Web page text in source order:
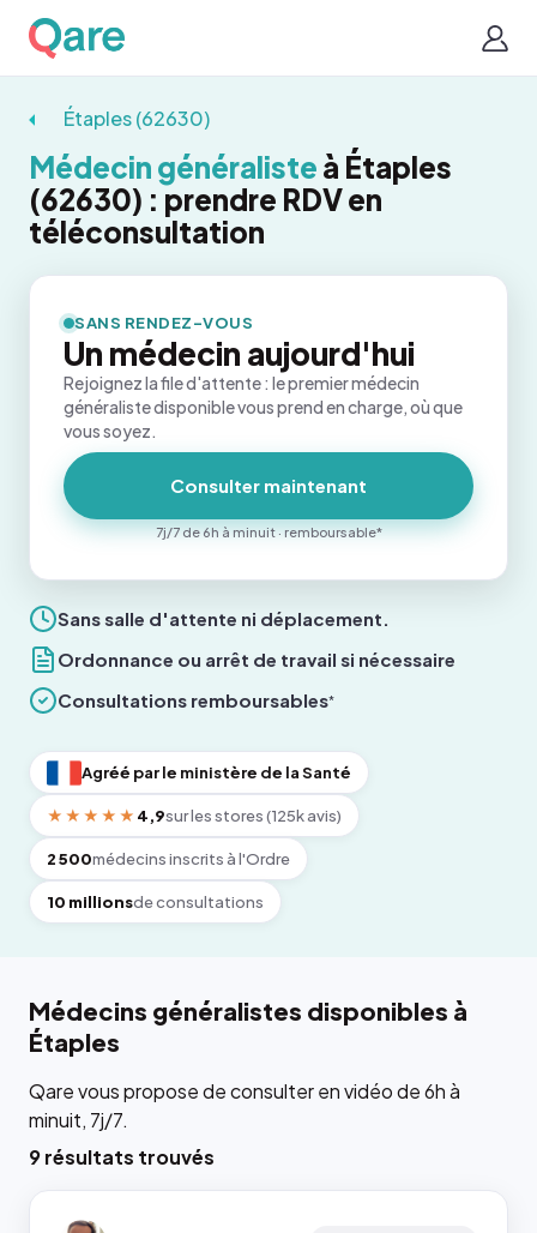
Étaples (62630)
Médecin généraliste à Étaples
(62630) : prendre RDV en
téléconsultation
Sans salle d'attente ni déplacement.
Ordonnance ou arrêt de travail si nécessaire
Consultations remboursables*
Agréé par le ministère de la Santé
★★★★★ 4,9sur les stores (125k avis)
2 500médecins inscrits à l'Ordre
10 millionsde consultations
SANS RENDEZ-VOUS
Un médecin aujourd'hui
Rejoignez la file d'attente : le premier médecin
généraliste disponible vous prend en charge, où que
vous soyez.
Consulter maintenant
7j/7 de 6h à minuit · remboursable*
Médecins généralistes disponibles à
Étaples
Qare vous propose de consulter en vidéo de 6h à
minuit, 7j/7.
9 résultats trouvés